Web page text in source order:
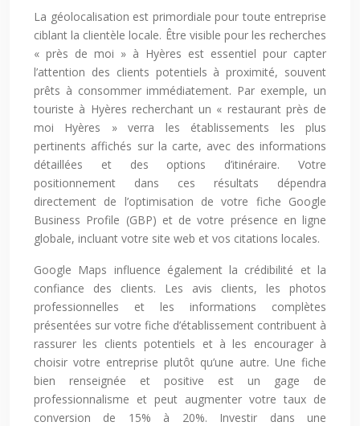
La géolocalisation est primordiale pour toute entreprise
ciblant la clientèle locale. Être visible pour les recherches
« près de moi » à Hyères est essentiel pour capter
l’attention des clients potentiels à proximité, souvent
prêts à consommer immédiatement. Par exemple, un
touriste à Hyères recherchant un « restaurant près de
moi Hyères » verra les établissements les plus
pertinents affichés sur la carte, avec des informations
détaillées et des options d’itinéraire. Votre
positionnement dans ces résultats dépendra
directement de l’optimisation de votre fiche Google
Business Profile (GBP) et de votre présence en ligne
globale, incluant votre site web et vos citations locales.
Google Maps influence également la crédibilité et la
confiance des clients. Les avis clients, les photos
professionnelles et les informations complètes
présentées sur votre fiche d’établissement contribuent à
rassurer les clients potentiels et à les encourager à
choisir votre entreprise plutôt qu’une autre. Une fiche
bien renseignée et positive est un gage de
professionnalisme et peut augmenter votre taux de
conversion de 15% à 20%. Investir dans une